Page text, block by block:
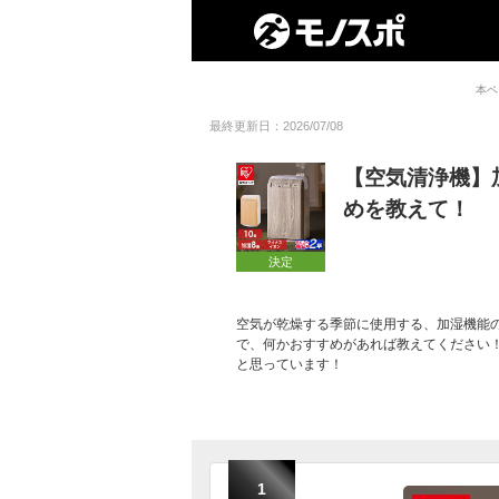
本
最終更新日：2026/07/08
決定
【空気清浄機
めを教えて！
空気が乾燥する季節に使用する、加湿機
で、何かおすすめがあれば教えてください
と思っています！
1